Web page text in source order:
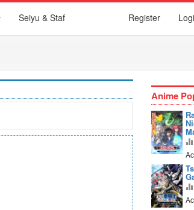
Register
Seiyu & Staf
Anime